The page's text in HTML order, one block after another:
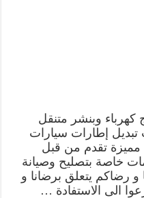
كهرباء وبنشر متنقل
تبديل إطارات سيارات
مميزة تقدم من قبل
خاصة بتصليح وصيانة
و رضاكم يتعلق برضانا و
الى الاستفادة …